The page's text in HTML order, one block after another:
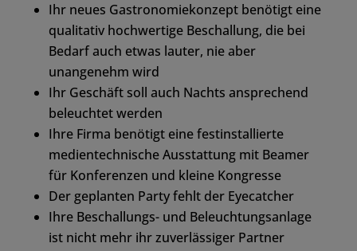
Ihr neues Gastronomiekonzept benötigt eine
qualitativ hochwertige Beschallung, die bei
Bedarf auch etwas lauter, nie aber
unangenehm wird
Ihr Geschäft soll auch Nachts ansprechend
beleuchtet werden
Ihre Firma benötigt eine festinstallierte
medientechnische Ausstattung mit Beamer
für Konferenzen und kleine Kongresse
Der geplanten Party fehlt der Eyecatcher
Ihre Beschallungs- und Beleuchtungsanlage
ist nicht mehr ihr zuverlässiger Partner